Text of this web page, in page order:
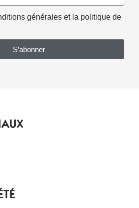
générales et la politique de
S’abonner